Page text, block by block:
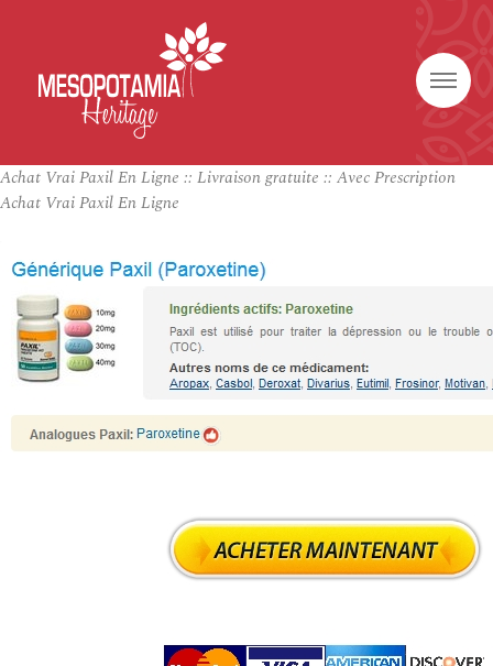
Achat Vrai Paxil En Ligne :: Livraison gratuite :: Avec Prescription
Achat Vrai Paxil En Ligne